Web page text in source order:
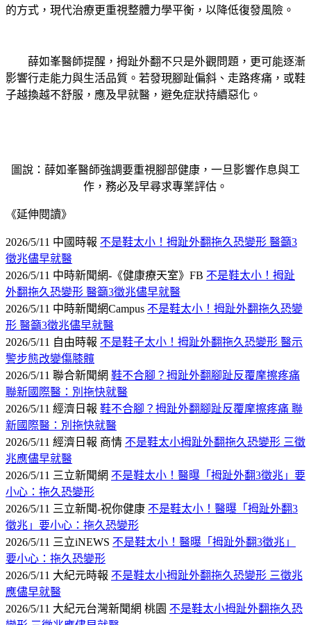
的方式，現代治療更重視整體力學平衡，以降低復發風險。
薛如峯醫師提醒，拇趾外翻不只是外觀問題，更可能逐漸
影響行走能力與生活品質。若發現腳趾偏斜、走路疼痛，或鞋
子越換越不舒服，應及早就醫，避免症狀持續惡化。
圖說：薛如峯醫師強調要重視腳部健康，一旦影響作息與工
作，務必及早尋求專業評估。
《延伸閱讀》
2026/5/11 中國時報 不是鞋太小！拇趾外翻拖久恐變形 醫籲3
徵兆儘早就醫
2026/5/11 中時新聞網-《健康療天室》FB 不是鞋太小！拇趾
外翻拖久恐變形 醫籲3徵兆儘早就醫
2026/5/11 中時新聞網Campus 不是鞋太小！拇趾外翻拖久恐變
形 醫籲3徵兆儘早就醫
2026/5/11 自由時報 不是鞋子太小！拇趾外翻拖久恐變形 醫示
警步態改變傷膝髖
2026/5/11 聯合新聞網 鞋不合腳？拇趾外翻腳趾反覆摩擦疼痛
聯新國際醫：別拖快就醫
2026/5/11 經濟日報 鞋不合腳？拇趾外翻腳趾反覆摩擦疼痛 聯
新國際醫：別拖快就醫
2026/5/11 經濟日報 商情 不是鞋太小拇趾外翻拖久恐變形 三徵
兆應儘早就醫
2026/5/11 三立新聞網 不是鞋太小！醫曝「拇趾外翻3徵兆」要
小心：拖久恐變形
2026/5/11 三立新聞-祝你健康 不是鞋太小！醫曝「拇趾外翻3
徵兆」要小心：拖久恐變形
2026/5/11 三立iNEWS 不是鞋太小！醫曝「拇趾外翻3徵兆」
要小心：拖久恐變形
2026/5/11 大紀元時報 不是鞋太小拇趾外翻拖久恐變形 三徵兆
應儘早就醫
2026/5/11 大紀元台灣新聞網 桃園 不是鞋太小拇趾外翻拖久恐